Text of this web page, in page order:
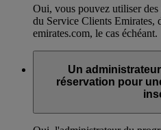
Oui, vous pouvez utiliser des
du Service Clients Emirates,
emirates.com, le cas échéant.
Un
réservation pour